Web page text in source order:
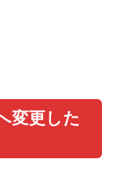
変更した